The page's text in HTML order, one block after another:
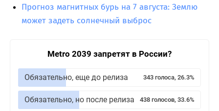
Прогноз магнитных бурь на 7 августа: Землю
может задеть солнечный выброс
Metro 2039 запретят в России?
Обязательно, еще до релиза 343 голоса, 26.3%
Обязательно, но после релиза 438 голосов, 33.6%